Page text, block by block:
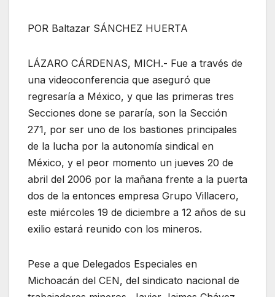
POR Baltazar SÁNCHEZ HUERTA
LÁZARO CÁRDENAS, MICH.- Fue a través de
una videoconferencia que aseguró que
regresaría a México, y que las primeras tres
Secciones done se pararía, son la Sección
271, por ser uno de los bastiones principales
de la lucha por la autonomía sindical en
México, y el peor momento un jueves 20 de
abril del 2006 por la mañana frente a la puerta
dos de la entonces empresa Grupo Villacero,
este miércoles 19 de diciembre a 12 años de su
exilio estará reunido con los mineros.
Pese a que Delegados Especiales en
Michoacán del CEN, del sindicato nacional de